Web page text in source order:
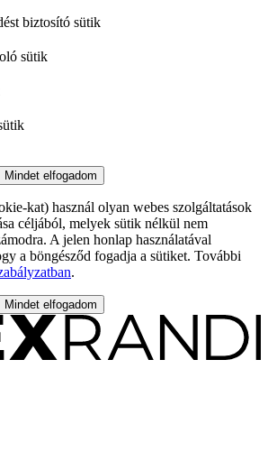
biztosító sütik
sütik
Mindet elfogadom
kat) használ olyan webes szolgáltatások
céljából, melyek sütik nélkül nem
A jelen honlap használatával
a böngésződ fogadja a sütiket. További
.
Mindet elfogadom